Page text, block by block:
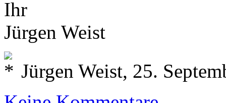
Ihr
Jürgen Weist
Jürgen Weist, 25.